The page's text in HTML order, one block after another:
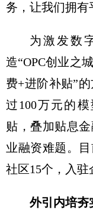
务，让我们拥有
为激发数
造“OPC创业之
费+进阶补贴”
过100万元的
贴，叠加贴息
业融资难题。
社区15个，入驻
外引内培夯